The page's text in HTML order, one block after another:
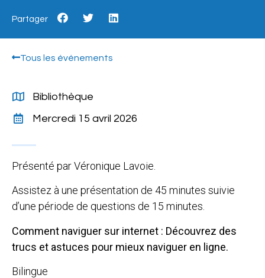
Partager
Tous les événements
Bibliothèque
Mercredi 15 avril 2026
Présenté par Véronique Lavoie.
Assistez à une présentation de 45 minutes suivie
d’une période de questions de 15 minutes.
Comment naviguer sur internet : Découvrez des
trucs et astuces pour mieux naviguer en ligne.
Bilingue